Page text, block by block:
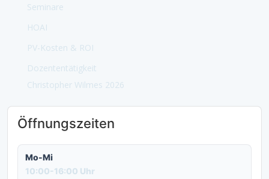
Seminare
HOAI
PV-Kosten & ROI
Dozententätigkeit
Christopher Wilmes 2026
Öffnungszeiten
Mo-Mi
10:00-16:00 Uhr